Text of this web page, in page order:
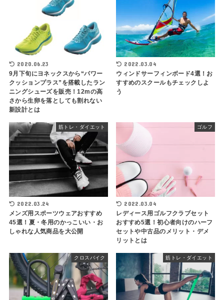
2020.06.23
9月下旬にヨネックスから“パワー
クッションプラス”を搭載したラン
ニングシューズを販売！12mの高
さから生卵を落としても割れない
新設計とは
2022.03.04
ウィンドサーフィンボード4選！お
すすめのスクールもチェックしよ
う
筋トレ・ダイエット
2022.03.24
メンズ用スポーツウェアおすすめ
45選！夏・冬用のかっこいい・お
しゃれな人気商品を大公開
ゴルフ
2022.03.04
レディース用ゴルフクラブセット
おすすめ5選！初心者向けのハーフ
セットや中古品のメリット・デメ
リットとは
クロスバイク 筋トレ・ダイエット